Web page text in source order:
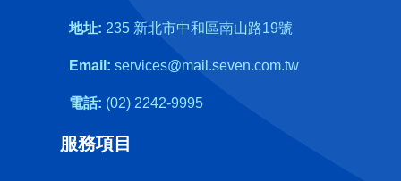
地址: 235 新北市中和區南山路19號
Email: services@mail.seven.com.tw
電話: (02) 2242-9995
服務項目